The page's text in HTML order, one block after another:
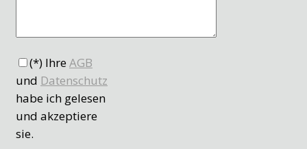
(*) IhreAGB
und Datenschutz
habe ich gelesen
und akzeptiere
sie.